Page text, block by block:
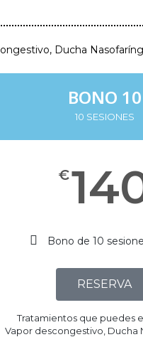
Ducha
BONO 10
10 SESIONES
€
Bono de 10
RESERVA
Tratamientos que puedes
Vapor descongestivo, Ducha